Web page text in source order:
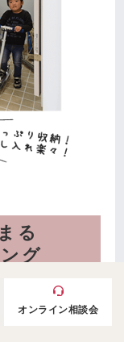
る
グ
で、水廻りや
オンライン相談会